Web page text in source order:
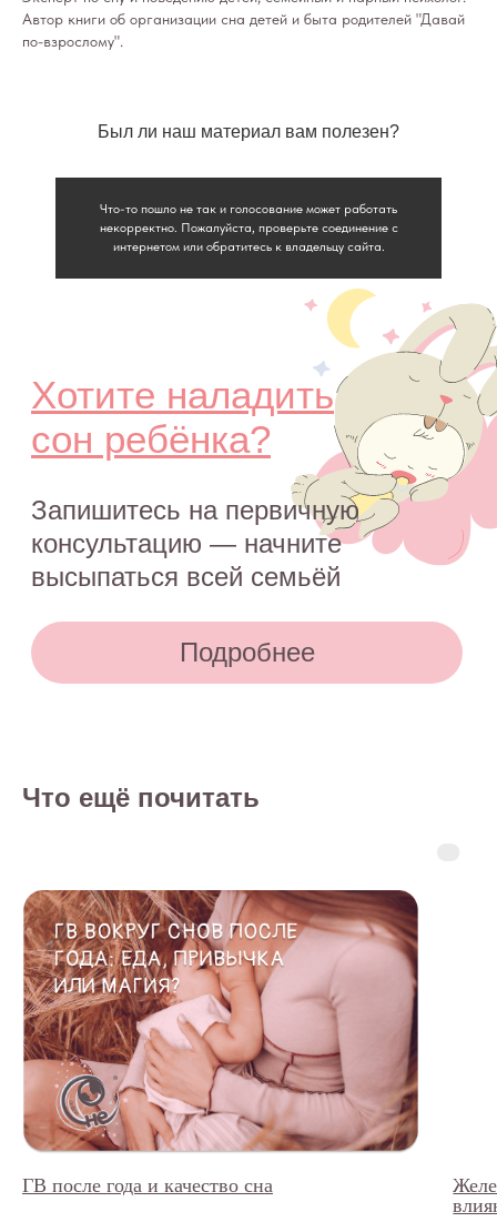
Автор книги об организации сна детей и быта родителей "Давай
по-взрослому".
Был ли наш материал вам полезен?
Что-то пошло не так и голосование может работать
некорректно. Пожалуйста, проверьте соединение с
интернетом или обратитесь к владельцу сайта.
Что ещё почитать
ГВ после года и качество сна